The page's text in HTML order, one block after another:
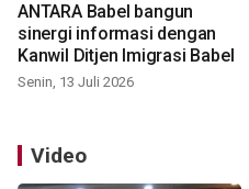
ANTARA Babel bangun
sinergi informasi dengan
Kanwil Ditjen Imigrasi Babel
Senin, 13 Juli 2026
Video